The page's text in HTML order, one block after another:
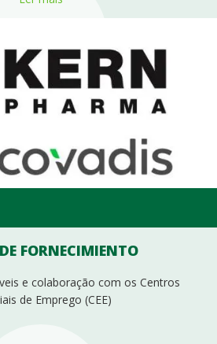
FORNECIMIENTO
e colaboração com os Centros
de Emprego (CEE)